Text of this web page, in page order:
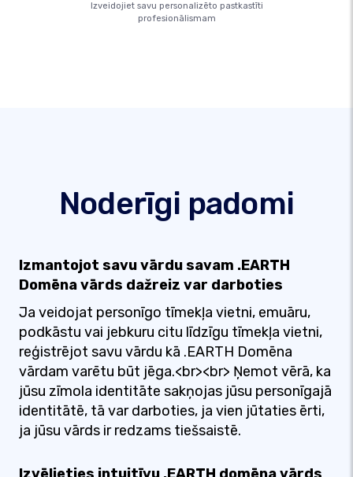
Izveidojiet savu personalizēto pastkastīti
profesionālismam
Noderīgi padomi
Izmantojot savu vārdu savam .EARTH
Domēna vārds dažreiz var darboties
Ja veidojat personīgo tīmekļa vietni, emuāru,
podkāstu vai jebkuru citu līdzīgu tīmekļa vietni,
reģistrējot savu vārdu kā .EARTH Domēna
vārdam varētu būt jēga.<br><br> Ņemot vērā, ka
jūsu zīmola identitāte sakņojas jūsu personīgajā
identitātē, tā var darboties, ja vien jūtaties ērti,
ja jūsu vārds ir redzams tiešsaistē.